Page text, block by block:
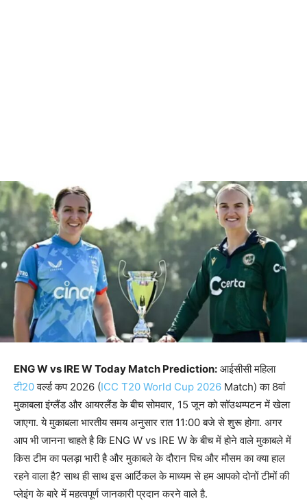
ENG W vs IRE W Today Match Prediction: आईसीसी महिला
टी20वर्ल्ड कप 2026 (ICC T20 World Cup 2026 Match) का 8वां
मुकाबला इंग्लैंड और आयरलैंड के बीच सोमवार, 15 जून को सॉउथम्पटन में खेला
जाएगा. ये मुकाबला भारतीय समय अनुसार रात 11:00 बजे से शुरू होगा. अगर
आप भी जानना चाहते है कि ENG W vs IRE W के बीच में होने वाले मुकाबले में
किस टीम का पलड़ा भारी है और मुकाबले के दौरान पिच और मौसम का क्या हाल
रहने वाला है? साथ ही साथ इस आर्टिकल के माध्यम से हम आपको दोनों टीमों की
प्लेइंग के बारे में महत्वपूर्ण जानकारी प्रदान करने वाले है.